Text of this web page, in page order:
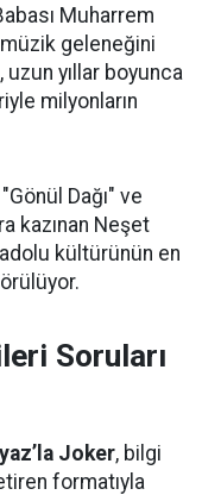
Muharrem
geleneğini
yıllar boyunca
milyonların
Dağı" ve
kazınan Neşet
kültürünün en
Soruları
Joker, bilgi
formatıyla